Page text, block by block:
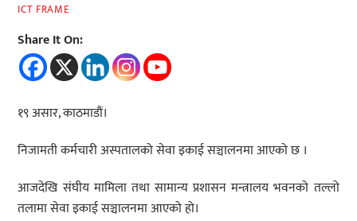
ICT FRAME
Share It On:
१९ असार, काठमाडौं।
निजामती कर्मचारी अस्पतालको सेवा इकाई सञ्चालनमा आएको छ ।
आजदेखि संघीय मामिला तथा सामान्य प्रशासन मन्त्रालय भवनको तल्लो
तलामा सेवा इकाई सञ्चालनमा आएको हो।